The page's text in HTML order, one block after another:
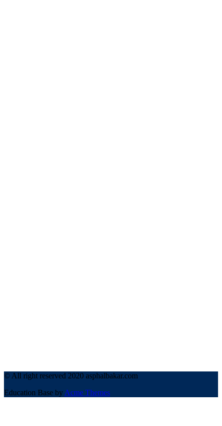
© All right reserved 2020 asphalbakar.com
Education Base by Acme Themes